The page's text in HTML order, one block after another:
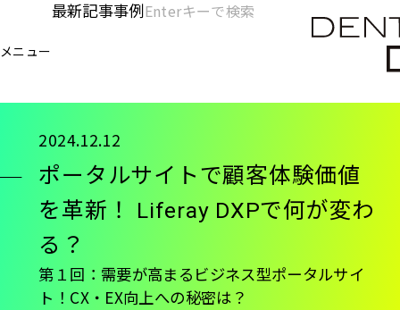
ン
ン
ツ
メニュー
[KC]
メ
イ
ン
最新記事事例
検
索
ポ
ポータルサイトで顧客体験価値
を革新！ Liferay DXPで何が変わ
る？
第１回：需要が高まるビジネス型ポータルサイ
ト！CX・EX向上への秘密は？
2024.12.12